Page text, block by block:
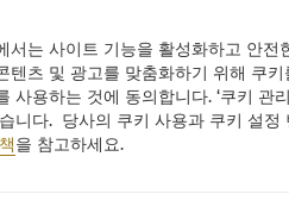
서는 사이트 기능을 활성화하고 안
텐츠 및 광고를 맞춤화하기 위해 쿠키
사용하는 것에 동의합니다. ‘쿠키 관
니다. 당사의 쿠키 사용과 쿠키 설정
을 참고하세요.